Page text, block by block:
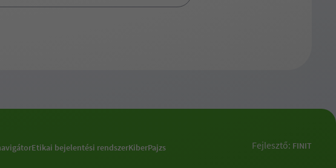
Etikai bejelentési rendszerKiberPajzs Fejlesztő: FINIT